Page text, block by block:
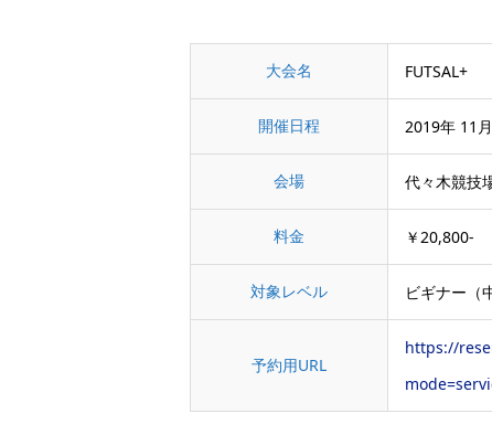
大会名 FUTSAL+
開催日程 2019年 11
会場 代々木競技
料金 ￥20,800-
対象レベル ビギナー（
予約用URL
https://